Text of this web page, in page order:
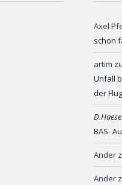
Axel
schon
artim
Unfall
der
BAS-
Ander
Ander